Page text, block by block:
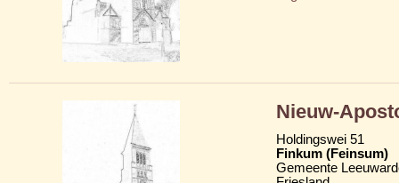
Nieuw-
Holdingswei 51
Finkum (Feinsum)
Gemeente